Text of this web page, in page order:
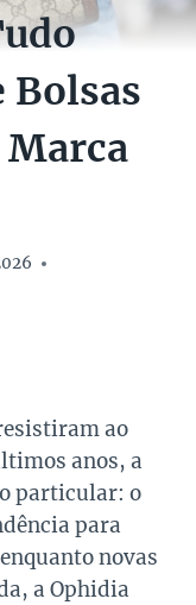
Bolsas
ao
anos, a
particular: o
para
novas
a Ophidia